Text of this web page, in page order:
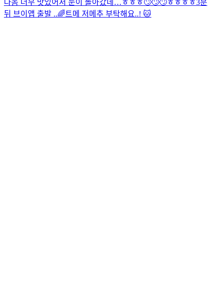
다옴 너무 맛있어서 눈이 돌아갔네…ㅎㅎㅎ🙄🙄🙄ㅎㅎㅎㅎ3분
뒤 브이앱 출발 ..🌈트메 저메추 부탁해요..! 🐱